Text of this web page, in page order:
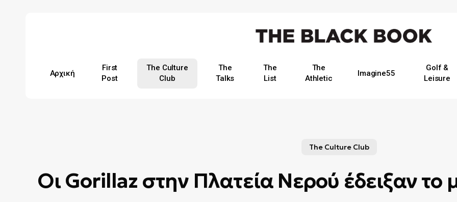
Αρχική
First
Post
The Culture
Club
The
Talks
The
List
The
Athletic
Imagine55
Golf &
Leisure
The Culture Club
Οι Gorillaz στην Πλατεία Νερού έδειξαν το